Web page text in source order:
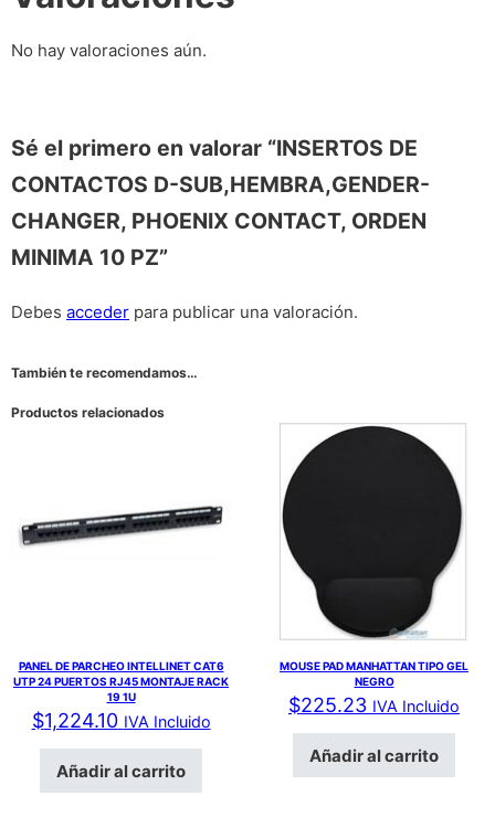
No hay valoraciones aún.
Sé el primero en valorar “INSERTOS DE
CONTACTOS D-SUB,HEMBRA,GENDER-
CHANGER, PHOENIX CONTACT, ORDEN
MINIMA 10 PZ”
Debes acceder para publicar una valoración.
También te recomendamos…
Productos relacionados
PANEL DE PARCHEO INTELLINET CAT6
UTP 24 PUERTOS RJ45 MONTAJE RACK
19 1U
$1,224.10 IVA Incluido
Añadir al carrito
MOUSE PAD MANHATTAN TIPO GEL
NEGRO
$225.23 IVA Incluido
Añadir al carrito